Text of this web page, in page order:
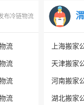
布冷链物流
流
流
流
流
上海搬家
天津搬家
河南搬家
湖北搬家